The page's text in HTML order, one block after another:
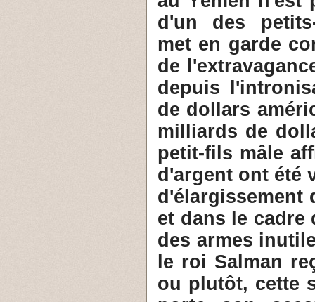
d'un des
met en garde
de
depuis
de dollars
milliards de
petit-fils mâle
d'argent ont été
d'élargissement
et dans le cadre
des armes
le roi Salman
ou plutôt, cette